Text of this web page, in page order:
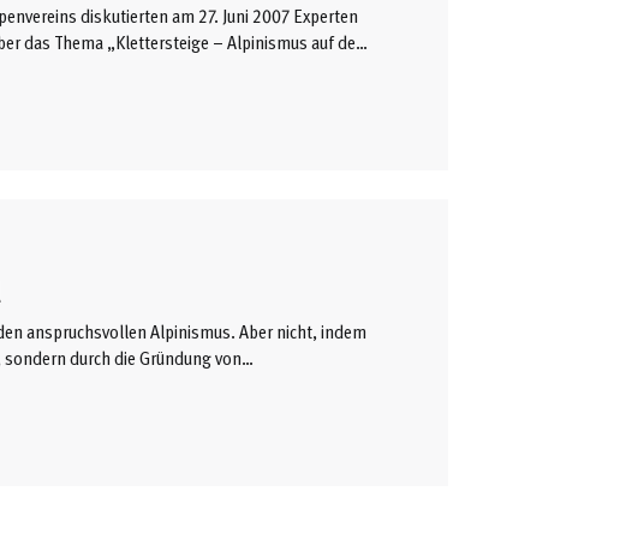
diskutierten am 27. Juni 2007 Experten
das Thema „Klettersteige – Alpinismus auf dem
unter der Moderation von Olaf Perwitzschky.
anspruchsvollen Alpinismus. Aber nicht, indem
durch die Gründung von
Kombigelände und klassische Felsrouten